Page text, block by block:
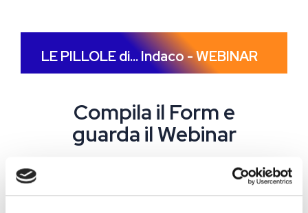
LE PILLOLE di... Indaco - WEBINAR
Compila il Form e
guarda il Webinar